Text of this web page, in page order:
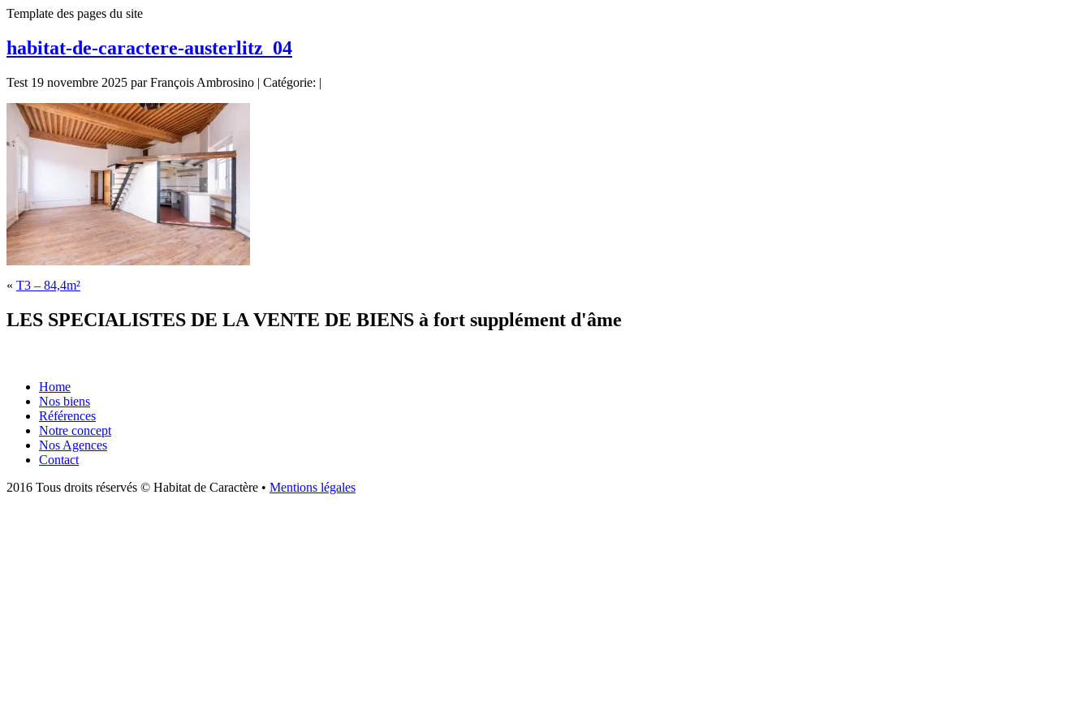
Template des pages du site
habitat-de-caractere-austerlitz_04
Test 19 novembre 2025 par François Ambrosino | Catégorie: |
« T3 – 84,4m²
LES SPECIALISTES DE LA VENTE DE BIENS à fort supplément d'âme
Home
Nos biens
Références
Notre concept
Nos Agences
Contact
2016 Tous droits réservés © Habitat de Caractère • Mentions légales